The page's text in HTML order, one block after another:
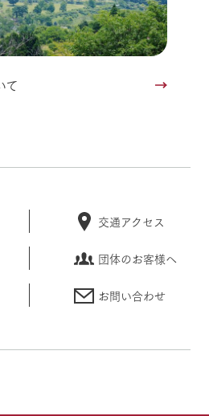
て
交通アクセス
団体のお客様へ
お問い合わせ